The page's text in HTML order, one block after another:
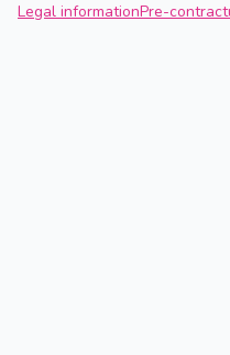
Legal informationPre-